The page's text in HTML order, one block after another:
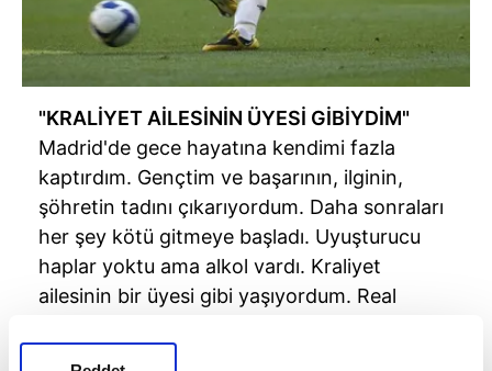
"KRALİYET AİLESİNİN ÜYESİ GİBİYDİM"
Madrid'de gece hayatına kendimi fazla
kaptırdım. Gençtim ve başarının, ilginin,
şöhretin tadını çıkarıyordum. Daha sonraları
her şey kötü gitmeye başladı. Uyuşturucu
haplar yoktu ama alkol vardı. Kraliyet
ailesinin bir üyesi gibi yaşıyordum. Real